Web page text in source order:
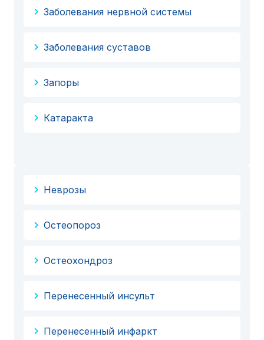
Заболевания нервной системы
Заболевания суставов
Запоры
Катаракта
Неврозы
Остеопороз
Остеохондроз
Перенесенный инсульт
Перенесенный инфаркт